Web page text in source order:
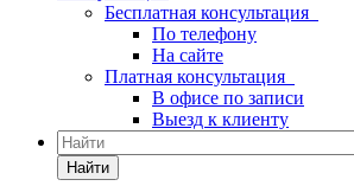
Бесплатная консультация
По телефону
На сайте
Платная консультация
В офисе по записи
Выезд к клиенту
Найти